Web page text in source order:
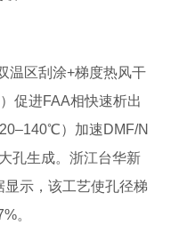
温区刮涂+梯度热风干
促进FAA相快速析出
）加速DMF/N
孔生成。浙江台华新
示，该工艺使孔径梯
。